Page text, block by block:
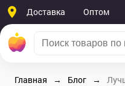
Доставка Оптом
Главная Блог